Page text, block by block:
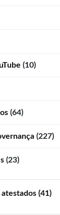
(10)
(64)
(227)
(23)
(41)